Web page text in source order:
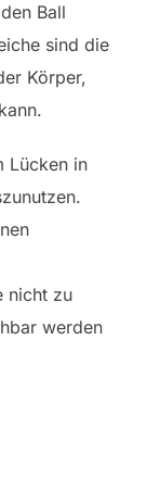
Ball
sind die
Körper,
Lücken in
nicht zu
werden